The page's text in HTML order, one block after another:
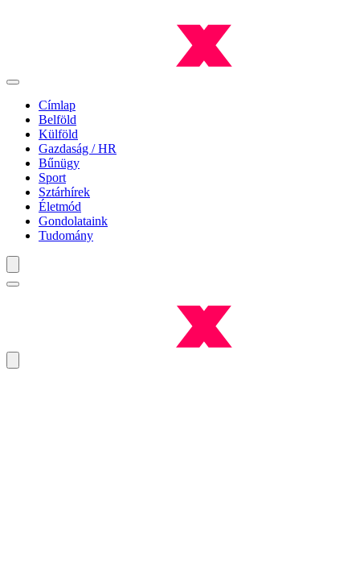
Címlap
Belföld
Külföld
Gazdaság / HR
Bűnügy
Sport
Sztárhírek
Életmód
Gondolataink
Tudomány